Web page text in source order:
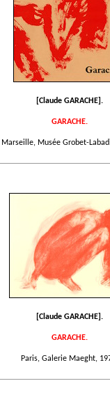
[Claude GARACHE].
GARACHE.
Marseille, Musée Grobet-
[Claude GARACHE].
GARACHE.
Paris, Galerie Maeght,